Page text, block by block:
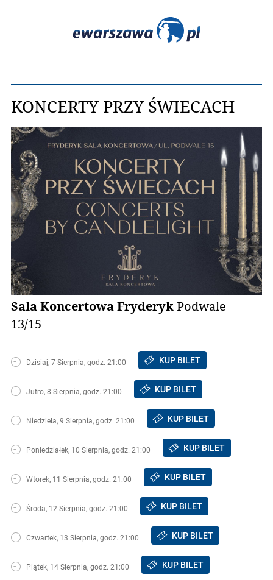
KONCERTY PRZY ŚWIECACH
Sala Koncertowa FryderykPodwale
13/15
Dzisiaj, 7 Sierpnia, godz. 21:00 KUP BILET
Jutro, 8 Sierpnia, godz. 21:00 KUP BILET
Niedziela, 9 Sierpnia, godz. 21:00 KUP BILET
Poniedziałek, 10 Sierpnia, godz. 21:00 KUP BILET
Wtorek, 11 Sierpnia, godz. 21:00 KUP BILET
Środa, 12 Sierpnia, godz. 21:00 KUP BILET
Czwartek, 13 Sierpnia, godz. 21:00 KUP BILET
Piątek, 14 Sierpnia, godz. 21:00 KUP BILET